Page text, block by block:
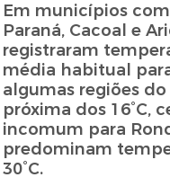
Em municípios
Paraná, Cacoal e
registraram
média habitual
algumas regiões
próxima dos 16°C,
incomum para
predominam
30°C.